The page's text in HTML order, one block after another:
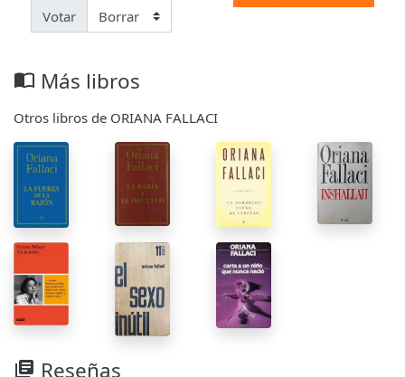
Votar
import_contacts Más libros
Otros libros de ORIANA FALLACI
library_books Reseñas